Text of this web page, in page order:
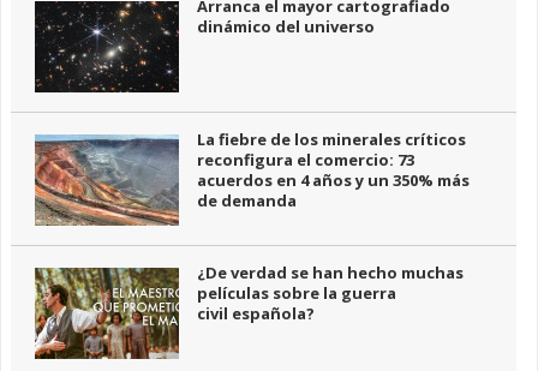
Arranca el mayor cartografiado
dinámico del universo
La fiebre de los minerales críticos
reconfigura el comercio: 73
acuerdos en 4 años y un 350% más
de demanda
¿De verdad se han hecho muchas
películas sobre la guerra
civil española?